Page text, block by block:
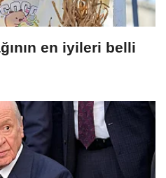
en iyileri belli